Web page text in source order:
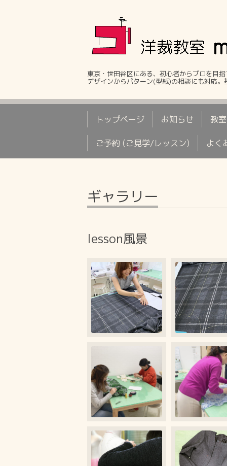
東京・世田谷区にある、初心者からプロを目
デザインからパターン(型紙)の相談にも対応
トップページ お知らせ 教
ご予約 (ご見学/レッスン) よく
ギャラリー
lesson風景